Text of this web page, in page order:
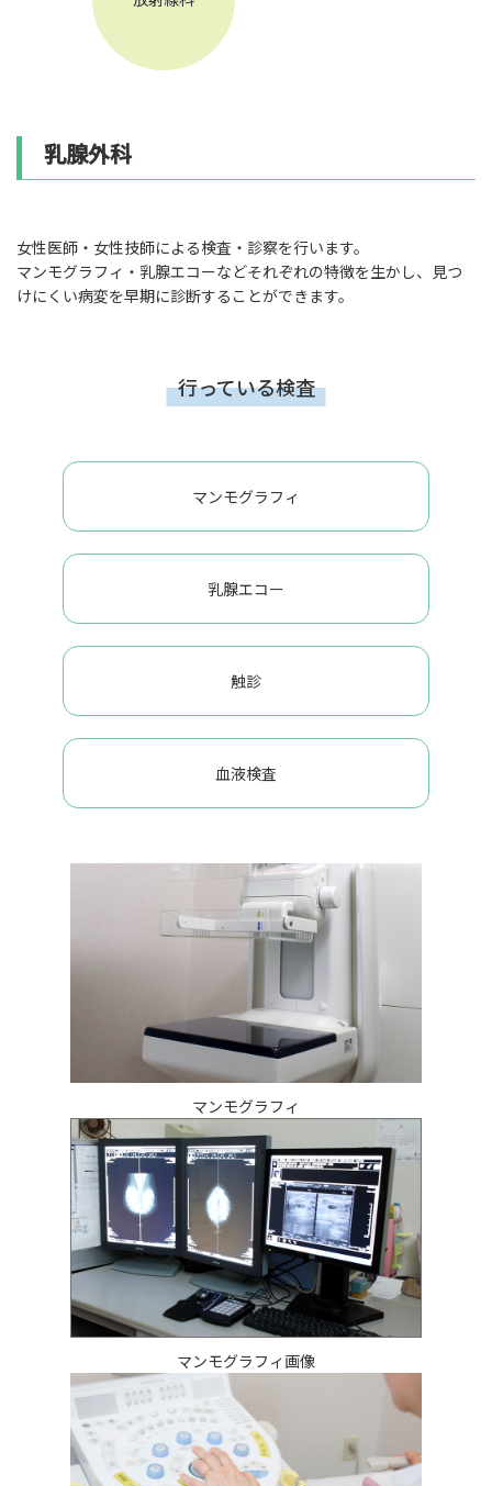
乳腺外科
女性医師・女性技師による検査・診察を行います。
マンモグラフィ・乳腺エコーなどそれぞれの特徴を生かし、見つ
けにくい病変を早期に診断することができます。
行っている検査
マンモグラフィ
乳腺エコー
触診
血液検査
マンモグラフィ
マンモグラフィ画像